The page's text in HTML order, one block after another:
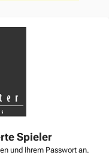
Spieler
und Ihrem Passwort an.